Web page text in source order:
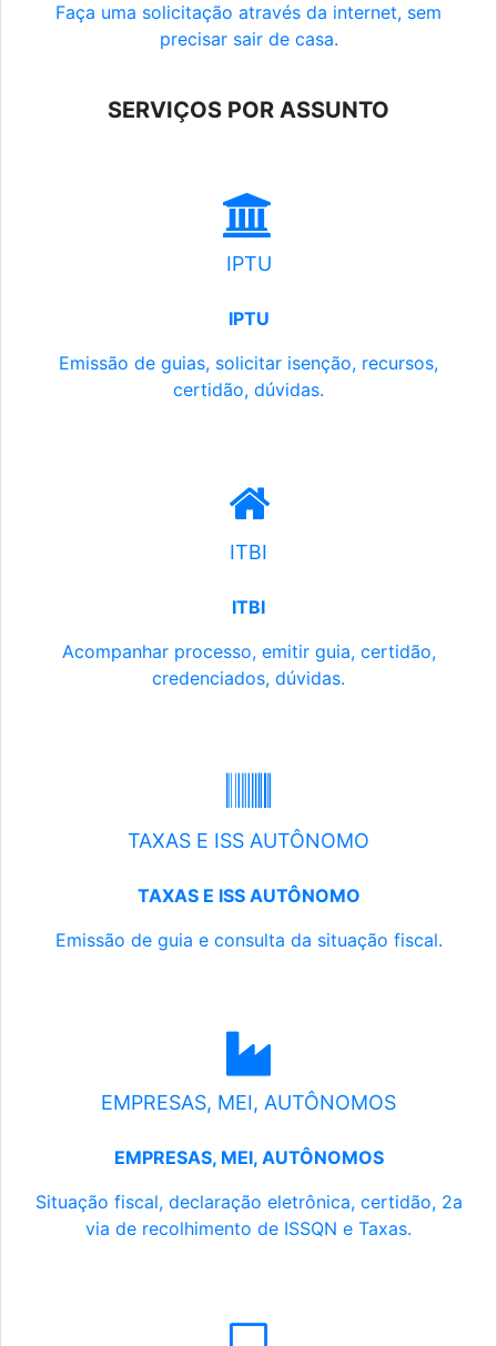
Faça uma solicitação através da internet, sem
precisar sair de casa.
SERVIÇOS POR ASSUNTO
IPTU
IPTU
Emissão de guias, solicitar isenção, recursos,
certidão, dúvidas.
ITBI
ITBI
Acompanhar processo, emitir guia, certidão,
credenciados, dúvidas.
TAXAS E ISS AUTÔNOMO
TAXAS E ISS AUTÔNOMO
Emissão de guia e consulta da situação fiscal.
EMPRESAS, MEI, AUTÔNOMOS
EMPRESAS, MEI, AUTÔNOMOS
Situação fiscal, declaração eletrônica, certidão, 2a
via de recolhimento de ISSQN e Taxas.